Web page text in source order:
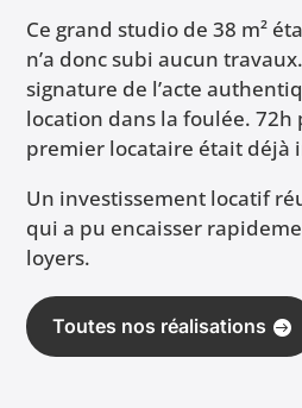
Ce grand studio de 38 m²
n’a donc subi aucun
signature de l’acte
location dans la foulée. 72h
premier locataire était déjà
Un investissement locatif
qui a pu encaisser
loyers.
Toutes nos réalisations